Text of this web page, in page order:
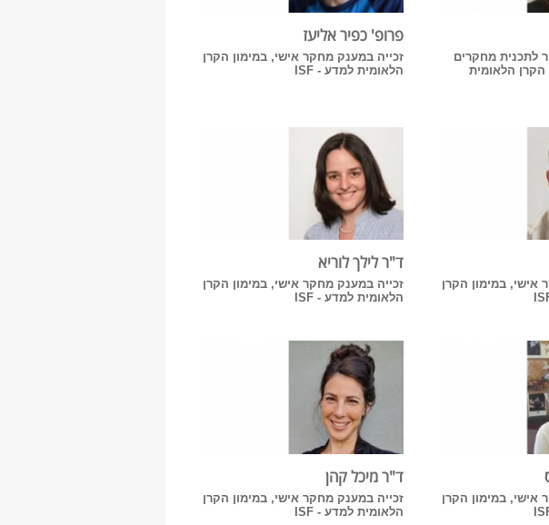
לתכנית מחקרים
הקרן הלאומית
פרופ' כפיר אליעז
זכייה במענק מחקר אישי, במימון הקרן
הלאומית למדע - ISF
אישי, במימון הקרן
ד"ר לילך לוריא
זכייה במענק מחקר אישי, במימון הקרן
הלאומית למדע - ISF
אישי, במימון הקרן
ד"ר מיכל קהן
זכייה במענק מחקר אישי, במימון הקרן
הלאומית למדע - ISF